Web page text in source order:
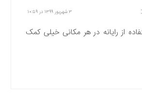
۳ شهریور ۱۳۹۹ در ۱۰:۵۹
از رایانه در هر مکانی خیلی کمک